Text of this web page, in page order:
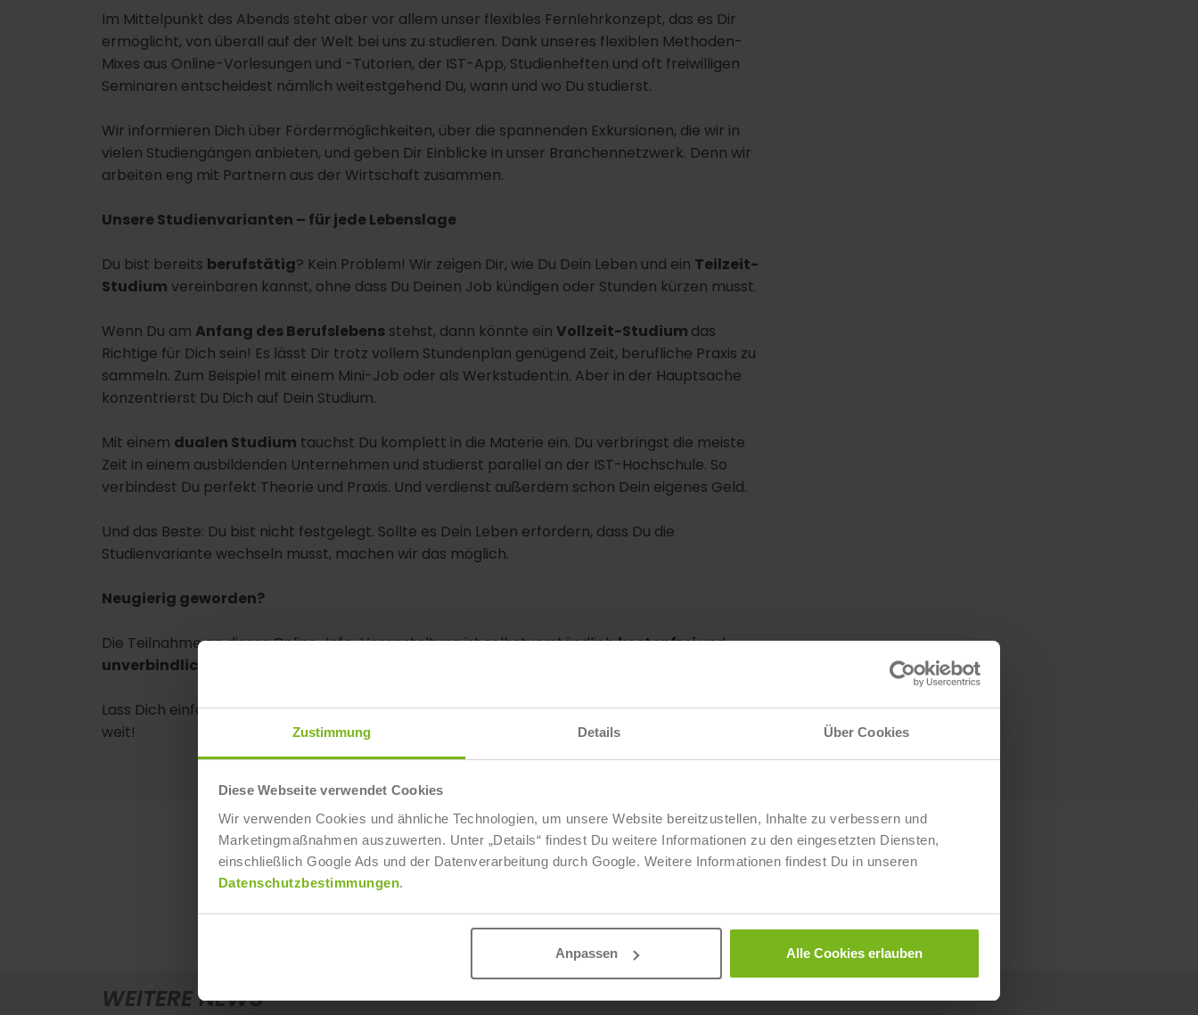
Zustimmung Details Über Cookies
Diese Webseite verwendet Cookies
Wir verwenden Cookies und ähnliche Technologien, um unsere Website bereitzustellen, Inhalte zu verbessern und
Marketingmaßnahmen auszuwerten. Unter „Details“ findest Du weitere Informationen zu den eingesetzten Diensten,
einschließlich Google Ads und der Datenverarbeitung durch Google. Weitere Informationen findest Du in unseren
Datenschutzbestimmungen.
Anpassen Alle Cookies erlauben
Im Mittelpunkt des Abends steht aber vor allem unser flexibles Fernlehrkonzept, das es Dir
ermöglicht, von überall auf der Welt bei uns zu studieren. Dank unseres flexiblen Methoden-
Mixes aus Online-Vorlesungen und -Tutorien, der IST-App, Studienheften und oft freiwilligen
Seminaren entscheidest nämlich weitestgehend Du, wann und wo Du studierst.
Wir informieren Dich über Fördermöglichkeiten, über die spannenden Exkursionen, die wir in
vielen Studiengängen anbieten, und geben Dir Einblicke in unser Branchennetzwerk. Denn wir
arbeiten eng mit Partnern aus der Wirtschaft zusammen.
Unsere Studienvarianten – für jede Lebenslage
Du bist bereits berufstätig? Kein Problem! Wir zeigen Dir, wie Du Dein Leben und ein Teilzeit-
Studium vereinbaren kannst, ohne dass Du Deinen Job kündigen oder Stunden kürzen musst.
Wenn Du am Anfang des Berufslebens stehst, dann könnte ein Vollzeit-Studium das
Richtige für Dich sein! Es lässt Dir trotz vollem Stundenplan genügend Zeit, berufliche Praxis zu
sammeln. Zum Beispiel mit einem Mini-Job oder als Werkstudent:in. Aber in der Hauptsache
konzentrierst Du Dich auf Dein Studium.
Mit einem dualen Studium tauchst Du komplett in die Materie ein. Du verbringst die meiste
Zeit in einem ausbildenden Unternehmen und studierst parallel an der IST-Hochschule. So
verbindest Du perfekt Theorie und Praxis. Und verdienst außerdem schon Dein eigenes Geld.
Und das Beste: Du bist nicht festgelegt. Sollte es Dein Leben erfordern, dass Du die
Studienvariante wechseln musst, machen wir das möglich.
Neugierig geworden?
Die Teilnahme an dieser Online-Info-Veranstaltung ist selbstverständlichkostenfreiund
unverbindlich
Lass Dich einfach inspirieren und Du wirst sehen, der Weg zu Deinem Traumjob ist gar nicht so
weit!
WEITERE NEWS